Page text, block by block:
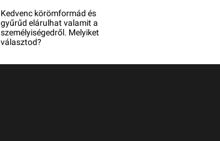
Kedvenc körömformád és
gyűrűd elárulhat valamit a
személyiségedről. Melyiket
választod?